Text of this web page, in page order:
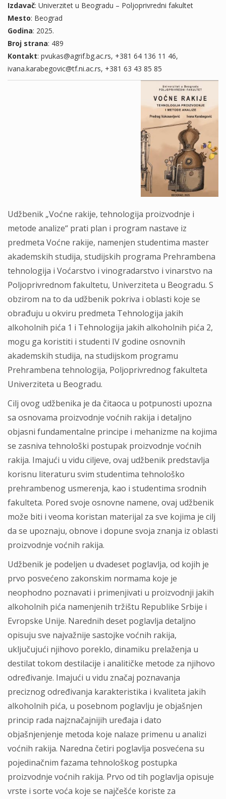
Izdavač: Univerzitet u Beogradu – Poljoprivredni fakultet
Mesto: Beograd
Godina: 2025.
Broj strana: 489
Kontakt: pvukas@agrif.bg.ac.rs, +381 64 136 11 46,
ivana.karabegovic@tf.ni.ac.rs, +381 63 43 85 85
Udžbenik „Voćne rakije, tehnologija proizvodnje i
metode analize“ prati plan i program nastave iz
predmeta Voćne rakije, namenjen studentima master
akademskih studija, studijskih programa Prehrambena
tehnologija i Voćarstvo i vinogradarstvo i vinarstvo na
Poljoprivrednom fakultetu, Univerziteta u Beogradu. S
obzirom na to da udžbenik pokriva i oblasti koje se
obrađuju u okviru predmeta Tehnologija jakih
alkoholnih pića 1 i Tehnologija jakih alkoholnih pića 2,
mogu ga koristiti i studenti IV godine osnovnih
akademskih studija, na studijskom programu
Prehrambena tehnologija, Poljoprivrednog fakulteta
Univerziteta u Beogradu.
Cilj ovog udžbenika je da čitaoca u potpunosti upozna
sa osnovama proizvodnje voćnih rakija i detaljno
objasni fundamentalne principe i mehanizme na kojima
se zasniva tehnološki postupak proizvodnje voćnih
rakija. Imajući u vidu ciljeve, ovaj udžbenik predstavlja
korisnu literaturu svim studentima tehnološko
prehrambenog usmerenja, kao i studentima srodnih
fakulteta. Pored svoje osnovne namene, ovaj udžbenik
može biti i veoma koristan materijal za sve kojima je cilj
da se upoznaju, obnove i dopune svoja znanja iz oblasti
proizvodnje voćnih rakija.
Udžbenik je podeljen u dvadeset poglavlja, od kojih je
prvo posvećeno zakonskim normama koje je
neophodno poznavati i primenjivati u proizvodnji jakih
alkoholnih pića namenjenih tržištu Republike Srbije i
Evropske Unije. Narednih deset poglavlja detaljno
opisuju sve najvažnije sastojke voćnih rakija,
uključujući njihovo poreklo, dinamiku prelaženja u
destilat tokom destilacije i analitičke metode za njihovo
određivanje. Imajući u vidu značaj poznavanja
preciznog određivanja karakteristika i kvaliteta jakih
alkoholnih pića, u posebnom poglavlju je objašnjen
princip rada najznačajnijih uređaja i dato
objašnjenjenje metoda koje nalaze primenu u analizi
voćnih rakija. Naredna četiri poglavlja posvećena su
pojedinačnim fazama tehnološkog postupka
proizvodnje voćnih rakija. Prvo od tih poglavlja opisuje
vrste i sorte voća koje se najčešće koriste za